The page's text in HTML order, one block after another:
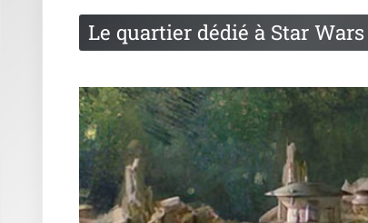
Le quartier dédié à Star Wars